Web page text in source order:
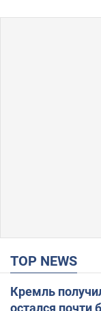
TOP NEWS
Кремль
остался почти